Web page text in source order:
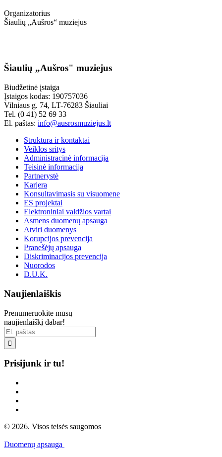
Organizatorius
Šiaulių „Aušros“ muziejus
Šiaulių „Aušros" muziejus
Biudžetinė įstaiga
Įstaigos kodas: 190757036
Vilniaus g. 74, LT-76283 Šiauliai
Tel. (0 41) 52 69 33
El. paštas: info@ausrosmuziejus.lt
Struktūra ir kontaktai
Veiklos sritys
Administracinė informacija
Teisinė informacija
Partnerystė
Karjera
Konsultavimasis su visuomene
ES projektai
Elektroniniai valdžios vartai
Asmens duomenų apsauga
Atviri duomenys
Korupcijos prevencija
Pranešėjų apsauga
Diskriminacijos prevencija
Nuorodos
D.U.K.
Naujienlaiškis
Prenumeruokite mūsų
naujienlaiškį dabar!

Prisijunk ir tu!
© 2026. Visos teisės saugomos
Duomenų apsauga